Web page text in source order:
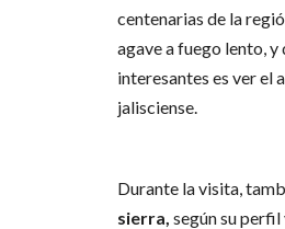
centenarias de la
agave a fuego lento,
interesantes es ver el
jalisciense.
Durante la visita,
sierra, según su